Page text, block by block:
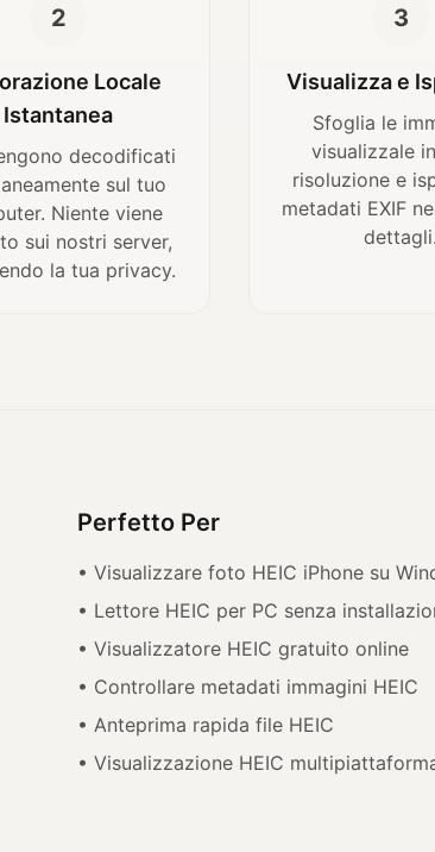
2
Locale
Istantanea
decodificati
sul tuo
Niente viene
sui nostri server,
la tua privacy.
3
Visualizza e
Sfoglia le
visualizzale
risoluzione e
metadati EXIF
dettagli.
Perfetto Per
• Visualizzare foto HEIC iPhone su
• Lettore HEIC per PC senza
• Visualizzatore HEIC gratuito online
• Controllare metadati immagini HEIC
• Anteprima rapida file HEIC
• Visualizzazione HEIC